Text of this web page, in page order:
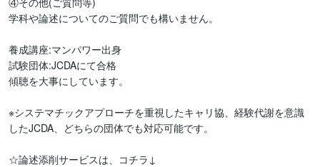
学科や論述についてのご質問でも構いません。
養成講座:マンパワー出身
試験団体:JCDAにて合格
傾聴を大事にしています。
※システマチックアプローチを重視したキャリ協、経験代謝を意識
したJCDA、どちらの団体でも対応可能です。